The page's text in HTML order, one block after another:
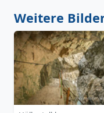
Weitere